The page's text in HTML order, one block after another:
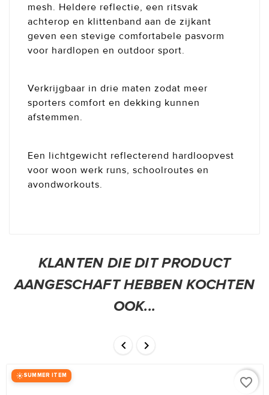
mesh. Heldere reflectie, een ritsvak
achterop en klittenband aan de zijkant
geven een stevige comfortabele pasvorm
voor hardlopen en outdoor sport.
Verkrijgbaar in drie maten zodat meer
sporters comfort en dekking kunnen
afstemmen.
Een lichtgewicht reflecterend hardloopvest
voor woon werk runs, schoolroutes en
avondworkouts.
KLANTEN DIE DIT PRODUCT
AANGESCHAFT HEBBEN KOCHTEN
OOK...
 
SUMMER ITEM favorite_border